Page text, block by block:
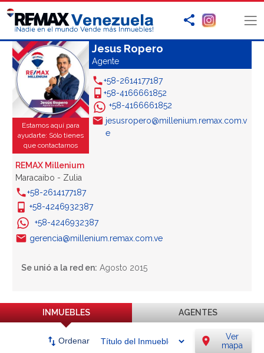
Estamos aquí para
ayudarte: Sólo tienes
que contactarnos
Jesus Ropero
Agente
+58-2614177187
+58-4166661852
+58-4166661852
jesusropero@millenium.remax.com.v
e
REMAX Millenium
Maracaibo - Zulia
+58-2614177187
+58-4246932387
+58-4246932387
gerencia@millenium.remax.com.ve
Se unió a la red en: Agosto 2015
INMUEBLES AGENTES
swap_vert Ordenar location_on
Ver
mapa